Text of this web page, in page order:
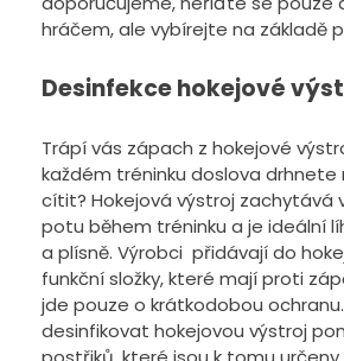
hráčem, ale vybírejte na základě
Desinfekce hokejové
Trápí vás zápach z hokejové
každém tréninku doslova drhnete
cítit? Hokejová výstroj zachytává
potu během tréninku a je ideální
a plísně. Výrobci přidávají do
funkční složky, které mají proti
jde pouze o krátkodobou
desinfikovat hokejovou výstroj